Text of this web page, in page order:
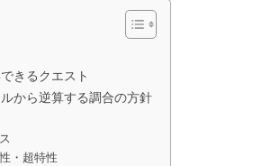
きるクエスト
から逆算する調合の方針
・超特性